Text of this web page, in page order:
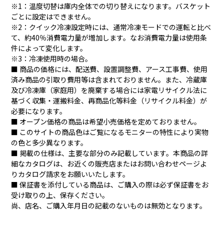
※1：温度切替は庫内全体での切り替えになります。バスケット
ごとに設定はできません。
※2：クイック冷凍設定時には、通常冷凍モードでの運転と比べ
て、約40％消費電力量が増加します。なお消費電力量は使用条
件によって変化します。
※3：冷凍使用時の場合。
■ 商品の価格には、配送費、設置調整費、アース工事費、使用
済み商品の引取り費用等は含まれておりません。また、冷蔵庫
及び冷凍庫（家庭用）を廃棄する場合には家電リサイクル法に
基づく収集・運搬料金、再商品化等料金（リサイクル料金）が
必要になります。
■ オープン価格の商品は希望小売価格を定めておりません。
■ このサイトの商品色はご覧になるモニターの特性により実物
の色と多少異なります。
■ 掲載の仕様は、主要な部分のみ記載しています。本商品の詳
細なカタログは、お近くの販売店またはお問い合わせページよ
りカタログ請求をお願いいたします。
■ 保証書を添付している商品は、ご購入の際は必ず保証書をお
受け取りの上、保存ください。
尚、店名、ご購入年月日の記載のないものは無効となります。